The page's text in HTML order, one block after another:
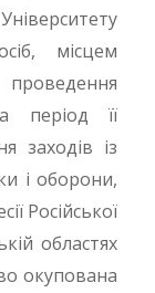
місцем
період її
заходів із
і оборони,
Російської
областях
окупована